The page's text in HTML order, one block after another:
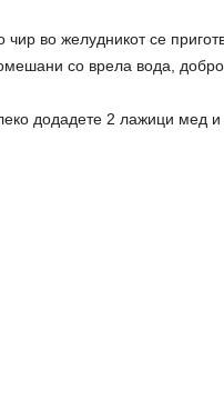
во желудникот се
со врела вода,
додадете 2 лажици мед